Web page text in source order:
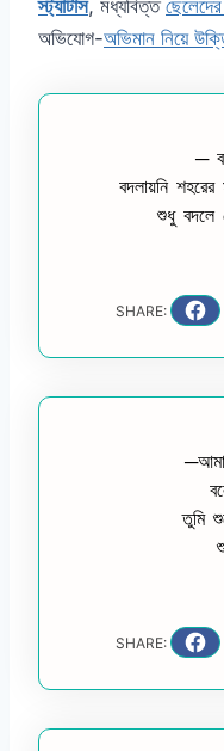
স্ট্যাটাস, মধ্যবিত্ত
অভিযোগ-অভিমান নিয়ে
─
বদলায়নি
শুধু বদলে
SHARE:
তুমি
SHARE: